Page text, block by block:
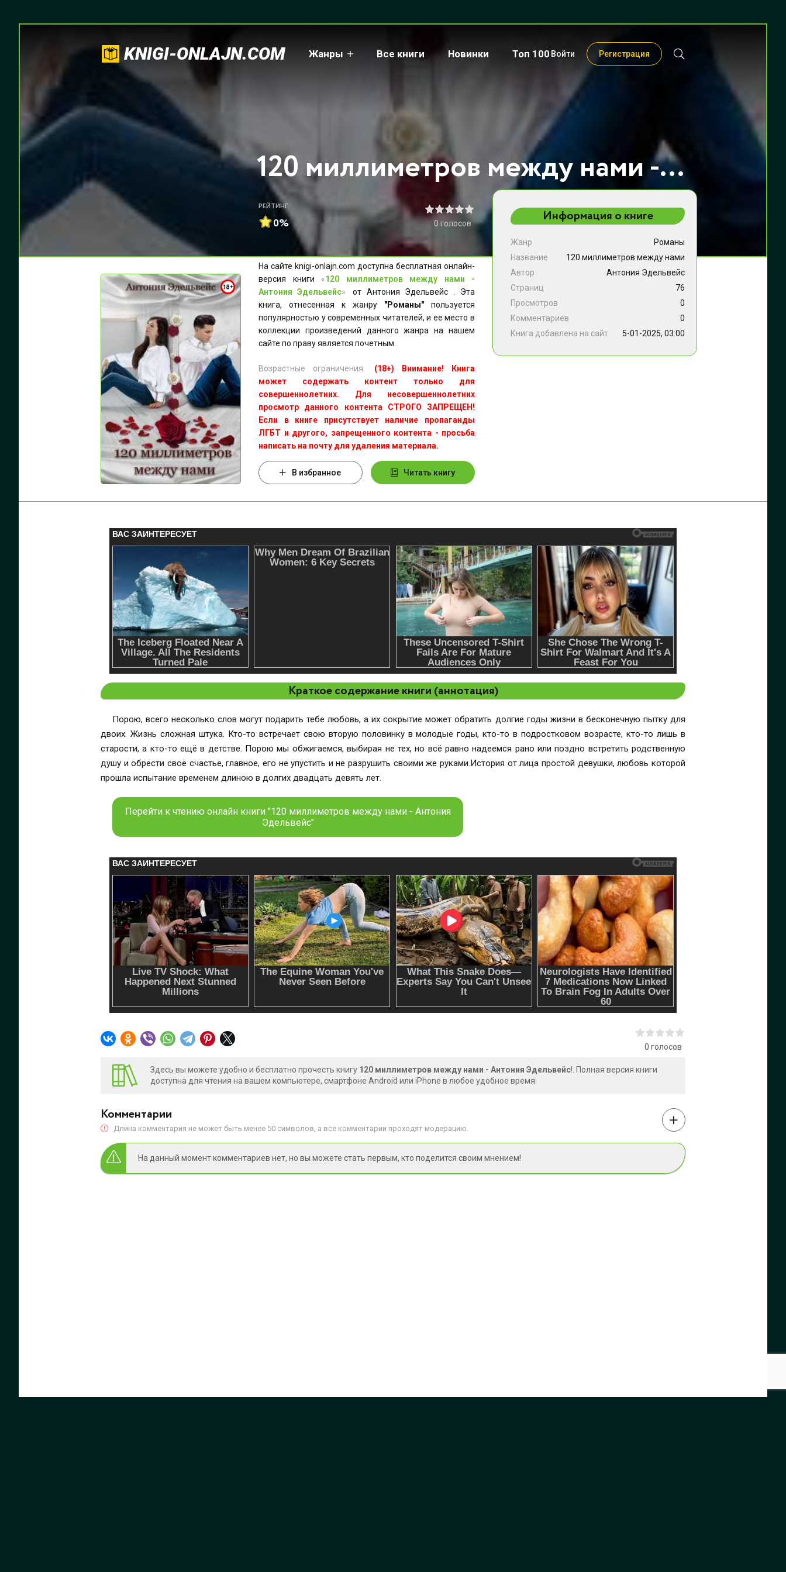
KNIGI-ONLAJN.COM Жанры Все книги Новинки Топ 100 Войти Регистрация
120 миллиметров между нами - Антония Эдельвейс
РЕЙТИНГ
0% 0 голосов
На сайте knigi-onlajn.com доступна бесплатная онлайн-
версия книги «120 миллиметров между нами -
Антония Эдельвейс»
от Антония Эдельвейс . Эта
книга, отнесенная к жанру "Романы" пользуется
популярностью у современных читателей, и ее место в
коллекции произведений данного жанра на нашем
сайте по праву является почетным.
Возрастные ограничения:
(18+) Внимание! Книга
может содержать контент только для
совершеннолетних. Для несовершеннолетних
просмотр данного контента СТРОГО ЗАПРЕЩЕН!
Если в книге присутствует наличие пропаганды
ЛГБТ и другого, запрещенного контента - просьба
написать на почту для удаления материала.
В избранное Читать книгу
Информация о книге
Жанр
Романы
Название
120 миллиметров между нами
Автор
Антония Эдельвейс
Страниц
76
Просмотров
0
Комментариев
0
Книга добавлена на сайт
5-01-2025, 03:00
Краткое содержание книги (аннотация)
Порою, всего несколько слов могут подарить тебе любовь, а их сокрытие может обратить долгие годы жизни в бесконечную пытку для
двоих. Жизнь сложная штука. Кто-то встречает свою вторую половинку в молодые годы, кто-то в подростковом возрасте, кто-то лишь в
старости, а кто-то ещё в детстве. Порою мы обжигаемся, выбирая не тех, но всё равно надеемся рано или поздно встретить родственную
душу и обрести своё счастье, главное, его не упустить и не разрушить своими же руками.История от лица простой девушки, любовь которой
прошла испытание временем длиною в долгих двадцать девять лет.
Перейти к чтению онлайн книги "120 миллиметров между нами - Антония
Эдельвейс"
0 голосов
Здесь вы можете удобно и бесплатно прочесть книгу 120 миллиметров между нами - Антония Эдельвейс!. Полная версия книги
доступна для чтения на вашем компьютере, смартфоне Android или iPhone в любое удобное время.
Комментарии
Длина комментария не может быть менее 50 символов, а все комментарии проходят модерацию.
На данный момент комментариев нет, но вы можете стать первым, кто поделится своим мнением!